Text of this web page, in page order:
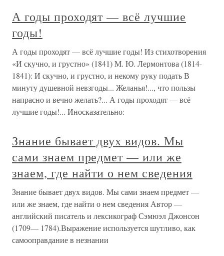
А годы проходят — всё лучшие
годы!
А годы проходят — всё лучшие годы! Из стихотворения
«И скучно, и грустно» (1841) М. Ю. Лермонтова (1814-
1841): И скучно, и грустно, и некому руку подать В
минуту душевной невзгоды... Желанья!..., что пользы
напрасно и вечно желать?... А годы проходят — всё
лучшие годы!... Иносказательно:
Знание бывает двух видов. Мы
сами знаем предмет — или же
знаем, где найти о нем сведения
Знание бывает двух видов. Мы сами знаем предмет —
или же знаем, где найти о нем сведения Автор —
английский писатель и лексикограф Сэмюэл Джонсон
(1709— 1784).Выражение используется шутливо, как
самооправдание в незнании